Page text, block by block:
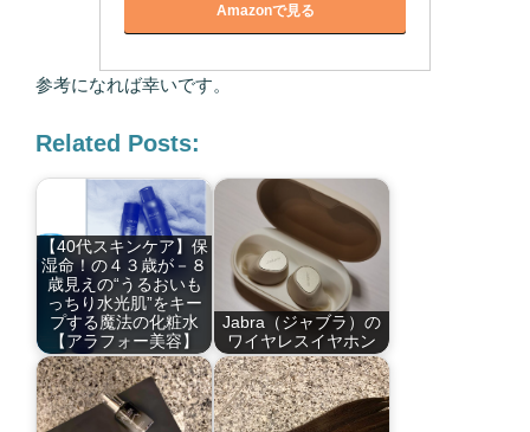
Amazonで見る
参考になれば幸いです。
Related Posts:
【40代スキンケア】保
湿命！の４３歳が－８
歳見えの“うるおいも
っちり水光肌”をキー
プする魔法の化粧水
【アラフォー美容】
Jabra（ジャブラ）の
ワイヤレスイヤホン